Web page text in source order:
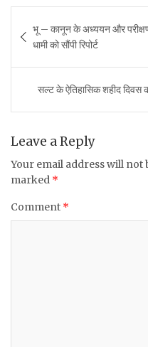
c
e
b
o
o
it
te
r
at
s
A
p
p
ai
l
navigation
भू – कानून के अध्ययन और
धामी को सौंपी रिपोर्ट
सल्ट के ऐतिहासिक शहीद दिवस
Leave a Reply
Your email address will not
marked *
Comment *